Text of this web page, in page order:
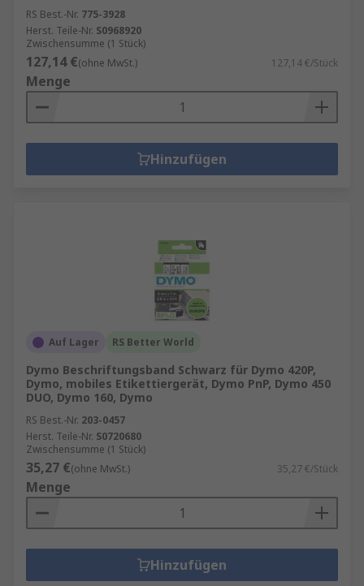
RS Best.-Nr. 775-3928
Herst. Teile-Nr. S0968920
Zwischensumme (1 Stück)
127,14 €(ohne MwSt.) 127,14 €/Stück
Menge
Hinzufügen
Auf Lager RS Better World
Dymo Beschriftungsband Schwarz für Dymo 420P,
Dymo, mobiles Etikettiergerät, Dymo PnP, Dymo 450
DUO, Dymo 160, Dymo
RS Best.-Nr. 203-0457
Herst. Teile-Nr. S0720680
Zwischensumme (1 Stück)
35,27 €(ohne MwSt.) 35,27 €/Stück
Menge
Hinzufügen